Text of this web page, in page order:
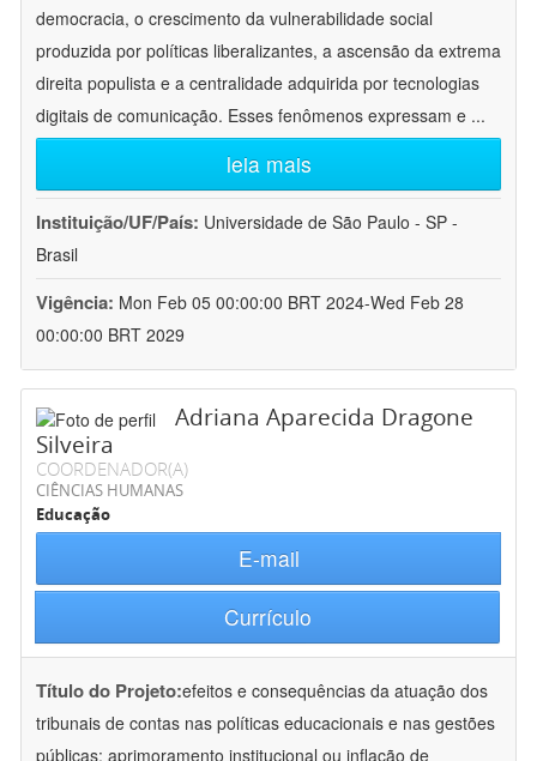
democracia, o crescimento da vulnerabilidade social
produzida por políticas liberalizantes, a ascensão da extrema
direita populista e a centralidade adquirida por tecnologias
digitais de comunicação. Esses fenômenos expressam e ...
leia mais
Instituição/UF/País: Universidade de São Paulo - SP -
Brasil
Vigência: Mon Feb 05 00:00:00 BRT 2024-Wed Feb 28
00:00:00 BRT 2029
Adriana Aparecida Dragone
Silveira
COORDENADOR(A)
CIÊNCIAS HUMANAS
Educação
E-mail
Currículo
Título do Projeto:efeitos e consequências da atuação dos
tribunais de contas nas políticas educacionais e nas gestões
públicas: aprimoramento institucional ou inflação de